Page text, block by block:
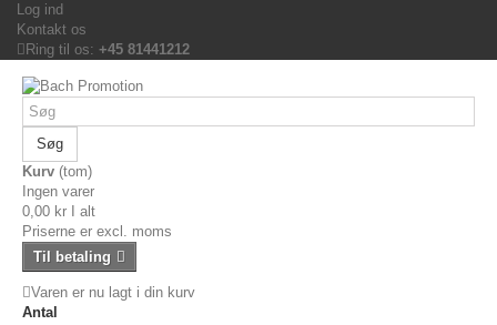
Log ind
Kontakt os
Ring til os: +45 81441212
Søg
Kurv (tom)
Ingen varer
0,00 kr
I alt
Priserne er excl. moms
Til betaling
Varen er nu lagt i din kurv
Antal